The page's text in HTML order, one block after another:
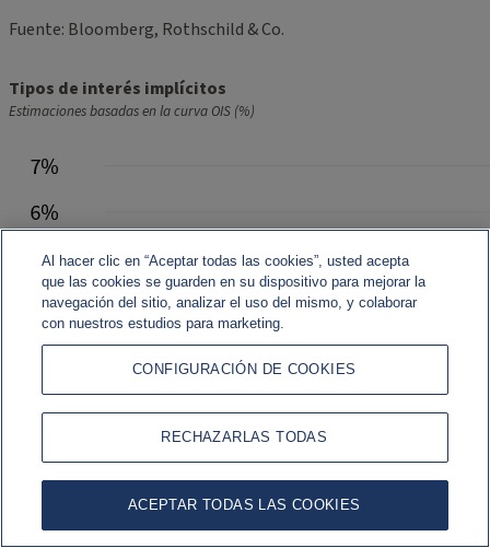
Fuente: Bloomberg, Rothschild & Co.
Tipos de interés implícitos
Estimaciones basadas en la curva OIS (%)
Al hacer clic en “Aceptar todas las cookies”, usted acepta
que las cookies se guarden en su dispositivo para mejorar la
navegación del sitio, analizar el uso del mismo, y colaborar
con nuestros estudios para marketing.
CONFIGURACIÓN DE COOKIES
RECHAZARLAS TODAS
ACEPTAR TODAS LAS COOKIES